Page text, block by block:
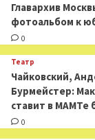
​​Главархив
фотоальбом к
0
Театр
​​Чайковский,
Бурмейстер:
ставит в МАМТе
0